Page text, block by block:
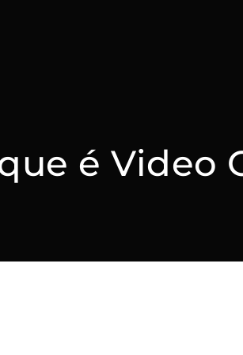
é Video